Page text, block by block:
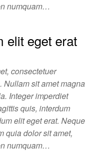
numquam…
elit eget erat
consectetuer
sit amet magna
Integer imperdiet
quis, interdum
elit eget erat. Neque
quia dolor sit amet,
numquam…